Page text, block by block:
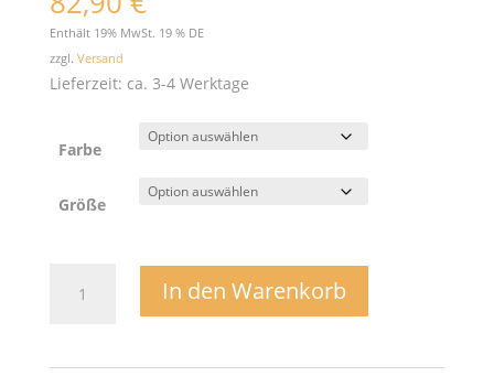
Enthält 19% MwSt. 19 % DE
zzgl. Versand
Lieferzeit: ca. 3-4 Werktage
Farbe
Größe
In den Warenkorb